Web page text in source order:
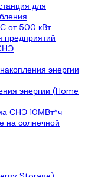
для
от 500 кВт
энергии
энергии (Home
СНЭ 10МВт*ч
на солнечной